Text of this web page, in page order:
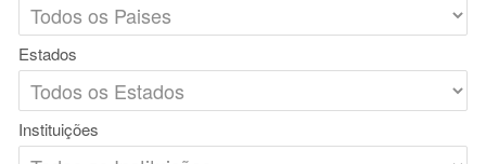
Estados
Instituições